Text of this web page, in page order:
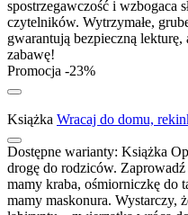
spostrzegawczość i wzbogaca
czytelników. Wytrzymałe,
gwarantują bezpieczną
zabawę!
Promocja -23%
Książka Wracaj do domu,
Dostępne warianty: Książka
drogę do rodziców.
mamy kraba, ośmiorniczkę do
mamy maskonura. Wystarczy,